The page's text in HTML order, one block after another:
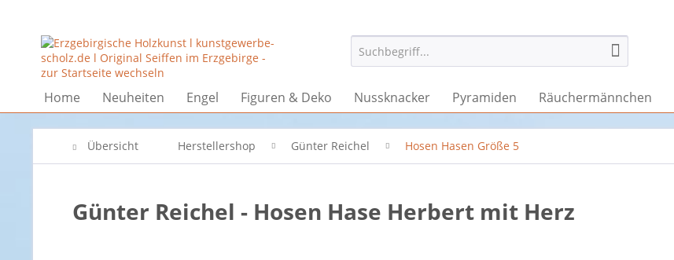
Home Neuheiten Engel Figuren & Deko Nussknacker Pyramiden Räuchermännchen
Übersicht Herstellershop Günter Reichel Hosen Hasen Größe 5
Günter Reichel - Hosen Hase Herbert mit Herz